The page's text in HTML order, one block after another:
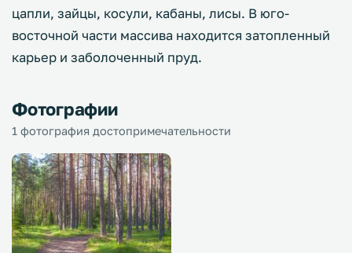
цапли, зайцы, косули, кабаны, лисы. В юго-
восточной части массива находится затопленный
карьер и заболоченный пруд.
Фотографии
1 фотография достопримечательности